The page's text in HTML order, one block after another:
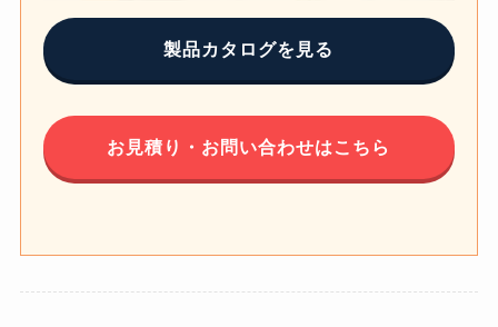
製品カタログを見る
お見積り・お問い合わせはこちら